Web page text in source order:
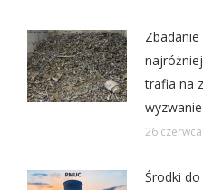
Zbadanie
trafia na
26
Środki